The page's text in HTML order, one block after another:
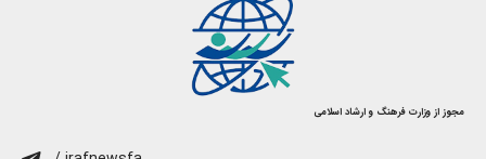
مجوز از وزارت فرهنگ و ارشاد اسلامی